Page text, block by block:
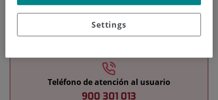
Teléfono de atención al usuario
900 301 013
Settings